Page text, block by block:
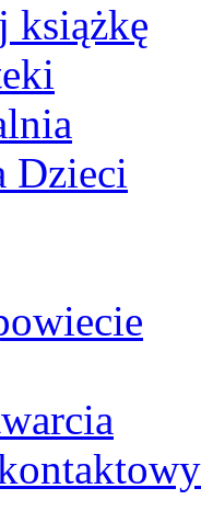
książkę
Dzieci